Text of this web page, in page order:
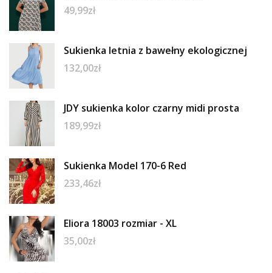
49,99zł
Sukienka letnia z bawełny ekologicznej
132,00zł
JDY sukienka kolor czarny midi prosta
189,99zł
Sukienka Model 170-6 Red
233,46zł
Eliora 18003 rozmiar - XL
35,00zł